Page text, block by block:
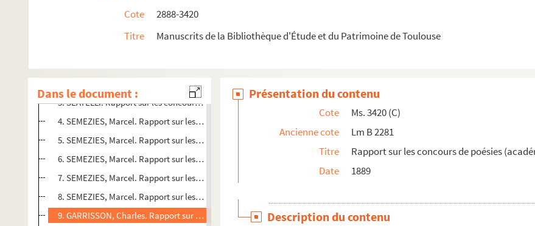
Cote
2888-3420
Titre
Manuscrits de la Bibliothèque d'Étude et du Patrimoine de Toulouse
Dans le document :
Ms. 3420 (C). Rapport sur les concours de poésies (académie de Montaban).
2. CAPDERIC. Rapport sur le concours de poésie de 1890
3. SEATELLI. Rapport sur les concours de 1891.
4. SEMEZIES, Marcel. Rapport sur les concours de poésie et de prose de 1892.
5. SEMEZIES, Marcel. Rapport sur les concours de poésie et de prose de 1893 et 1894.
6. SEMEZIES, Marcel. Rapport sur les concours de poésie et de prose de 1895.
7. SEMEZIES, Marcel. Rapport sur les concours de poésie et de prose de 1896.
8. SEMEZIES, Marcel. Rapport sur les concours de poésie et de prose de 1897.
9. GARRISSON, Charles. Rapport sur les concours de poésie et de prose de 1898.
Présentation du contenu
Cote
Ms. 3420 (C)
Ancienne cote
Lm B 2281
Titre
Rapport sur les concours de poésies
Date
1889
Description du contenu